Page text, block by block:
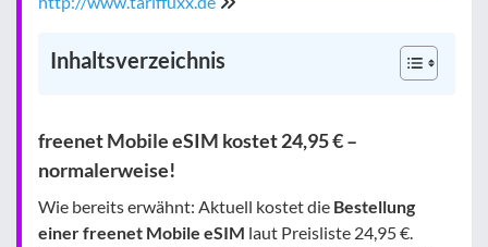
Inhaltsverzeichnis
freenet Mobile eSIM kostet 24,95 € –
normalerweise!
Wie bereits erwähnt: Aktuell kostet die Bestellung
einer freenet Mobile eSIM laut Preisliste 24,95 €.